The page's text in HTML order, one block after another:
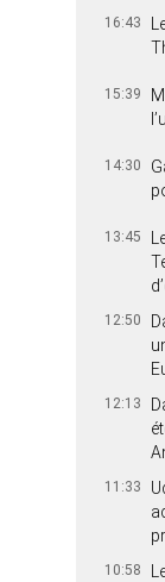
16:43
15:39
14:30
13:45
12:50
12:13
11:33
10:58